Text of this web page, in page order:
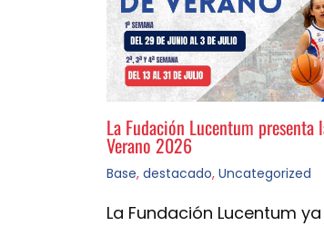
La Fudación Lucentum presenta
Verano 2026
Base, destacado, Uncategorized
La Fundación Lucentum